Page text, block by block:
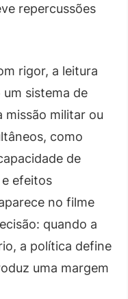
repercussões
rigor, a leitura
sistema de
missão militar ou
como
de
efeitos
no filme
quando a
a política define
uma margem